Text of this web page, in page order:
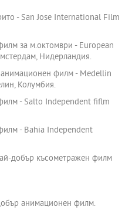
- San Jose International Film
за м.октомври - European
Нидерландия.
филм - Medellin
Колумбия.
- Salto Independent fiflm
- Bahia Independent
добър късометражен филм
анимационен филм.